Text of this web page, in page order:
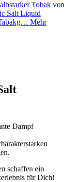
Tobak von
Salt Liquid
Mehr
Dampf
schaffen ein
für Dich!